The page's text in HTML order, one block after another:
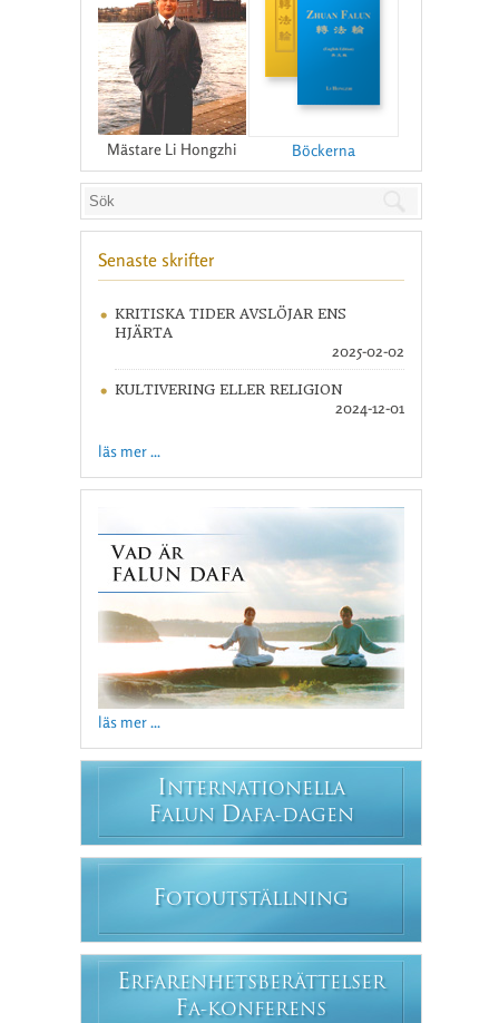
Mästare Li Hongzhi Böckerna
Senaste skrifter
KRITISKA TIDER AVSLÖJAR ENS
HJÄRTA
2025-02-02
KULTIVERING ELLER RELIGION
2024-12-01
läs mer ...
läs mer ...
INTERNATIONELLA
FALUN DAFA-DAGEN
FOTOUTSTÄLLNING
ERFARENHETSBERÄTTELSER
FA-KONFERENS